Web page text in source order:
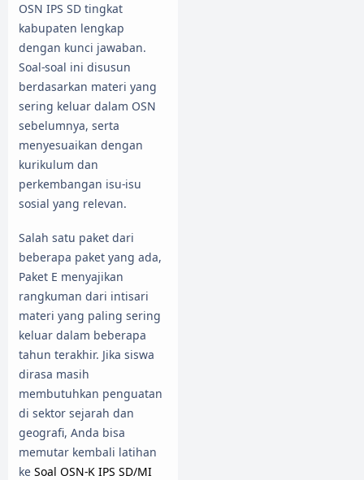
OSN IPS SD tingkat
kabupaten lengkap
dengan kunci jawaban.
Soal-soal ini disusun
berdasarkan materi yang
sering keluar dalam OSN
sebelumnya, serta
menyesuaikan dengan
kurikulum dan
perkembangan isu-isu
sosial yang relevan.
Salah satu paket dari
beberapa paket yang ada,
Paket E menyajikan
rangkuman dari intisari
materi yang paling sering
keluar dalam beberapa
tahun terakhir. Jika siswa
dirasa masih
membutuhkan penguatan
di sektor sejarah dan
geografi, Anda bisa
memutar kembali latihan
ke Soal OSN-K IPS SD/MI